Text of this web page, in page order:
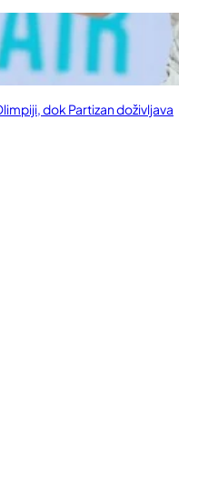
dok Partizan doživljava